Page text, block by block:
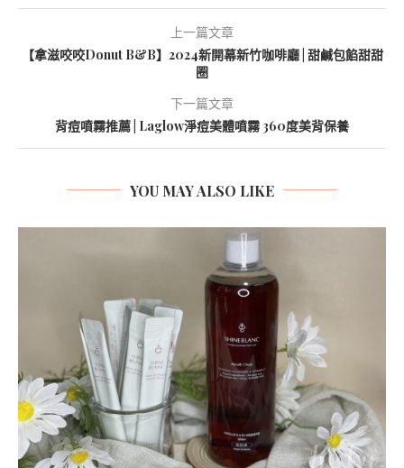
上一篇文章
【拿滋咬咬Donut B&B】2024新開幕新竹咖啡廳 | 甜鹹包餡甜甜
圈
下一篇文章
背痘噴霧推薦 | Laglow淨痘美體噴霧 360度美背保養
YOU MAY ALSO LIKE